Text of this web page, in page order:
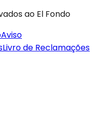
ao El Fondo
Aviso
Livro de Reclamações